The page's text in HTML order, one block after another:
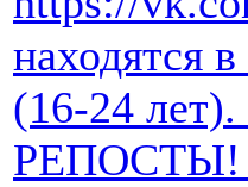
(16-24
РЕПОСТЫ!